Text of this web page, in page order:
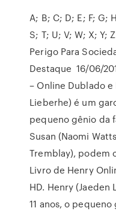
A; B; C; D; E; F; G;
S; T; U; V; W; X; Y;
Perigo Para
Destaque 16/06/
– Online Dublado
Lieberhe) é um
pequeno gênio da
Susan (Naomi
Tremblay), podem
Livro de Henry
HD. Henry
11 anos, o